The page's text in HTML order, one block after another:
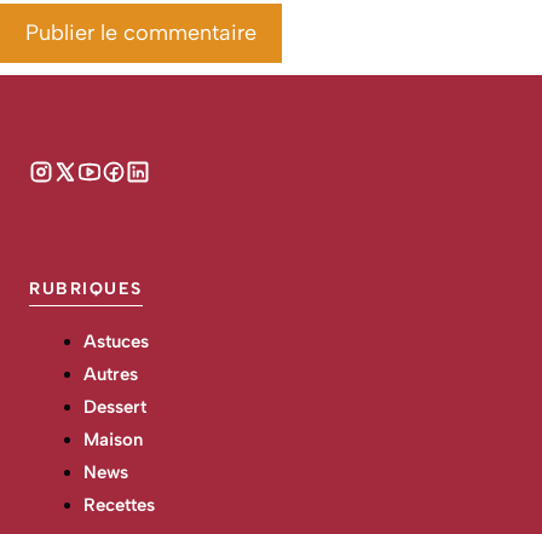
RUBRIQUES
Astuces
Autres
Dessert
Maison
News
Recettes